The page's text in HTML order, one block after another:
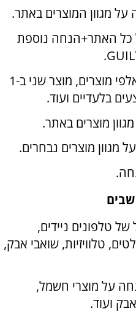
.
על כל האתר+הנחה נוספת
– הנחות על אלפי מוצרים, מוצר שני ב-1
בלעדיים ועוד.
.
.
של טלפונים ניידים,
טלוויזיות, שואבי אבק,
70% הנחה על מוצרי חשמל,
ועוד.